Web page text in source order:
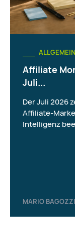
ALLGEMEIN
Affiliate
Juli...
MARIO BAGOZZI
Der Juli 2026
Affiliate-
Intelligenz